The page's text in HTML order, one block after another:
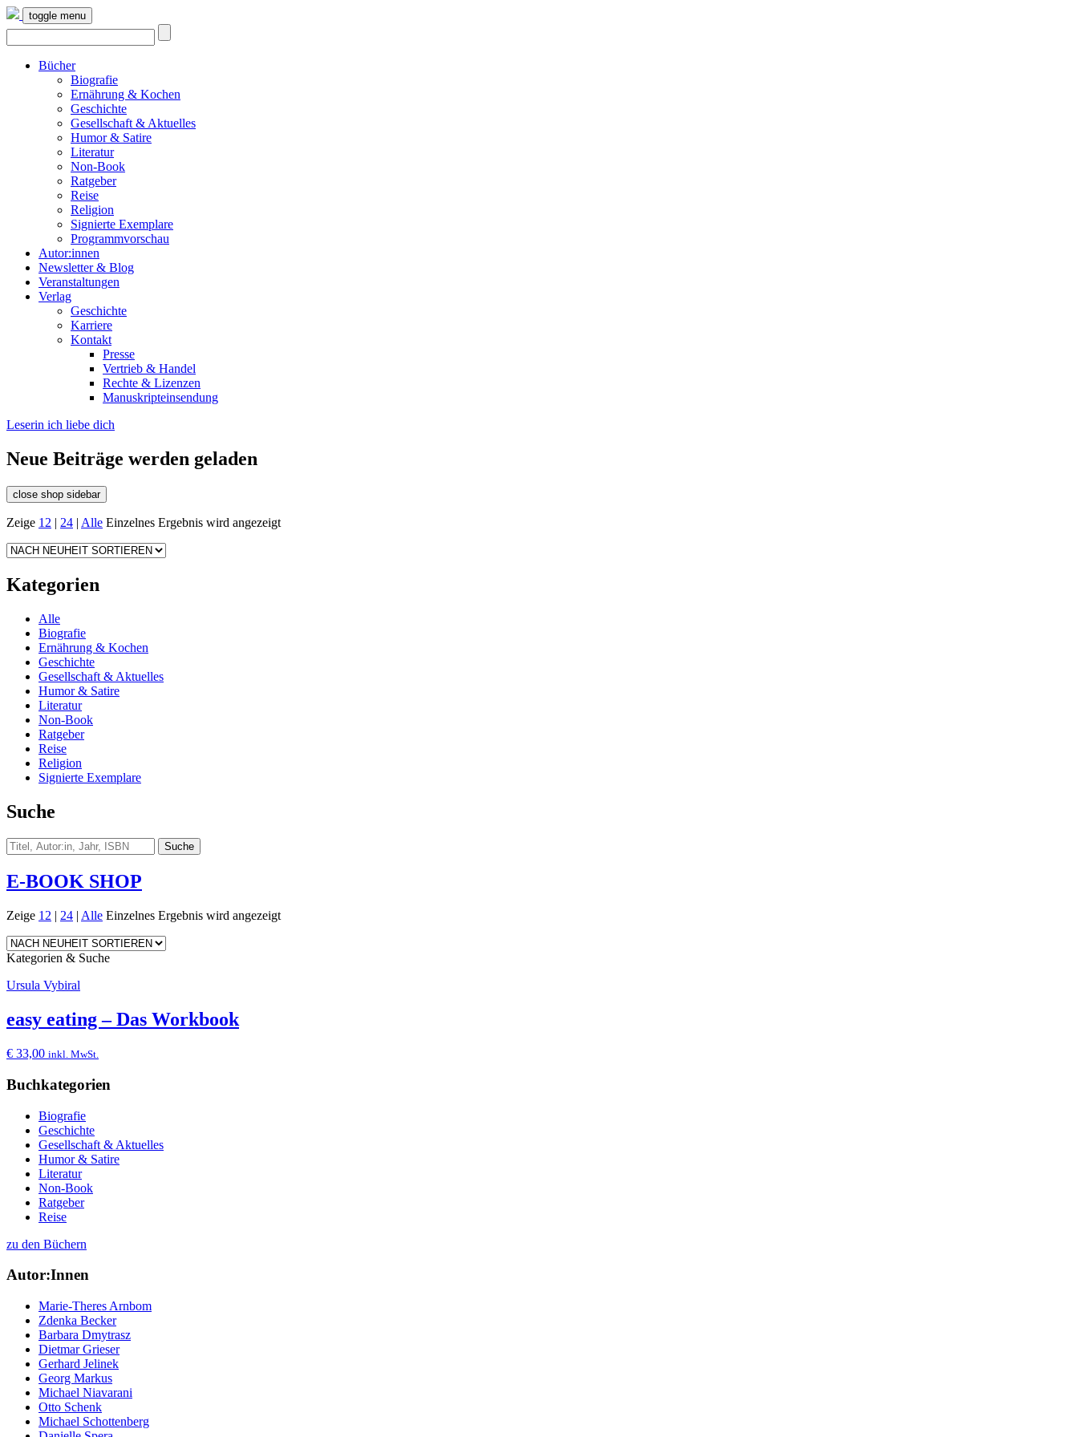
toggle menu
Bücher
Biografie
Ernährung & Kochen
Geschichte
Gesellschaft & Aktuelles
Humor & Satire
Literatur
Non-Book
Ratgeber
Reise
Religion
Signierte Exemplare
Programmvorschau
Autor:innen
Newsletter & Blog
Veranstaltungen
Verlag
Geschichte
Karriere
Kontakt
Presse
Vertrieb & Handel
Rechte & Lizenzen
Manuskripteinsendung
Leserin ich liebe dich
Neue Beiträge werden geladen
close shop sidebar
Zeige 12 | 24 | Alle Einzelnes Ergebnis wird angezeigt
Kategorien
Alle
Biografie
Ernährung & Kochen
Geschichte
Gesellschaft & Aktuelles
Humor & Satire
Literatur
Non-Book
Ratgeber
Reise
Religion
Signierte Exemplare
Suche
E-BOOK SHOP
Zeige 12 | 24 | Alle Einzelnes Ergebnis wird angezeigt
Kategorien & Suche
Ursula Vybiral
easy eating – Das Workbook
€ 33,00 inkl. MwSt.
Buchkategorien
Biografie
Geschichte
Gesellschaft & Aktuelles
Humor & Satire
Literatur
Non-Book
Ratgeber
Reise
zu den Büchern
Autor:Innen
Marie-Theres Arnbom
Zdenka Becker
Barbara Dmytrasz
Dietmar Grieser
Gerhard Jelinek
Georg Markus
Michael Niavarani
Otto Schenk
Michael Schottenberg